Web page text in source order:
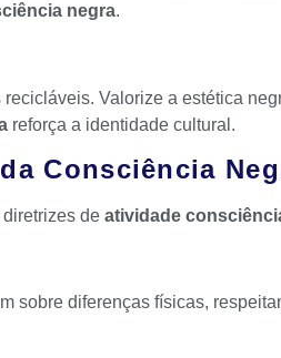
negra.
Valorize a estética
reforça a identidade cultural.
Consciência
de atividade
sobre diferenças físicas,